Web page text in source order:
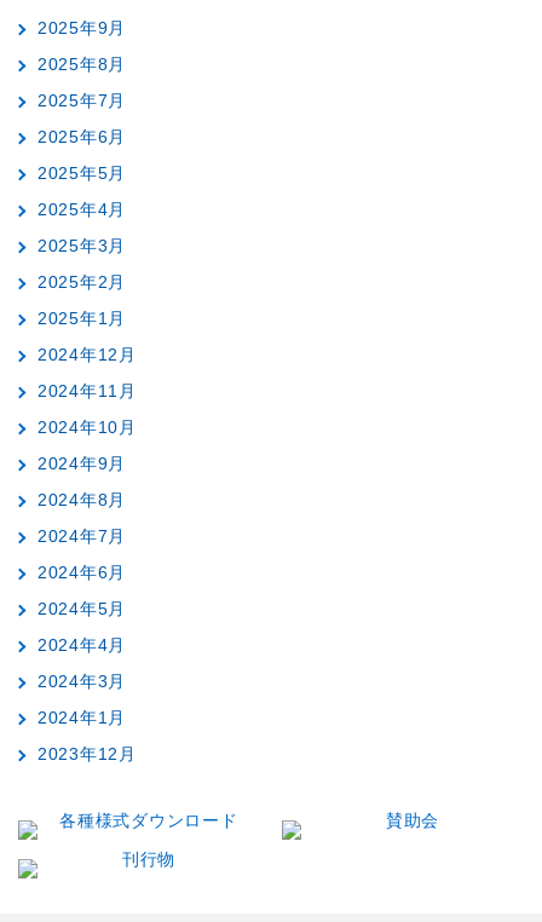
2025年9月
2025年8月
2025年7月
2025年6月
2025年5月
2025年4月
2025年3月
2025年2月
2025年1月
2024年12月
2024年11月
2024年10月
2024年9月
2024年8月
2024年7月
2024年6月
2024年5月
2024年4月
2024年3月
2024年1月
2023年12月